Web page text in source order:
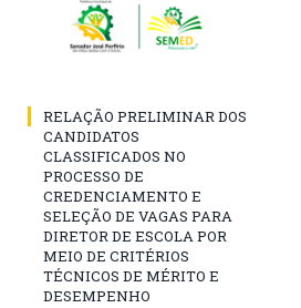
RELAÇÃO PRELIMINAR DOS
CANDIDATOS
CLASSIFICADOS NO
PROCESSO DE
CREDENCIAMENTO E
SELEÇÃO DE VAGAS PARA
DIRETOR DE ESCOLA POR
MEIO DE CRITÉRIOS
TÉCNICOS DE MÉRITO E
DESEMPENHO